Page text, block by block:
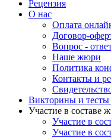
Рецензия
О нас
Оплата
Договор-
Вопрос -
Наше жюри
Политика
Контакты и
Викторины и тесты
Участие в составе
Участие в
Участие в